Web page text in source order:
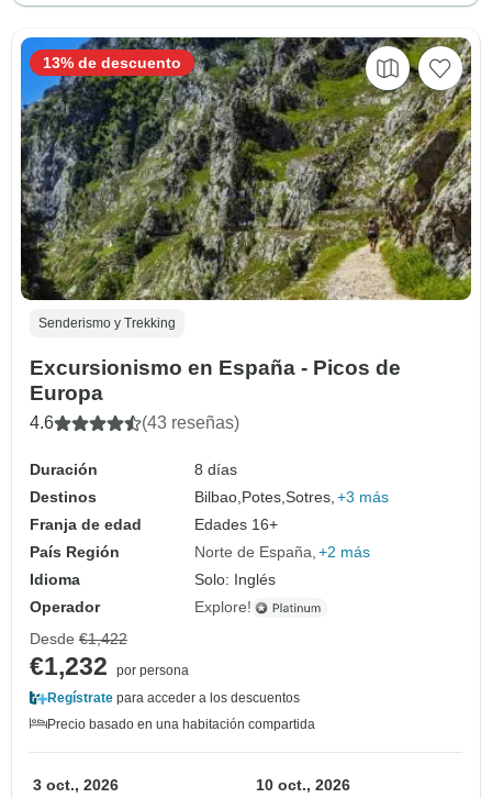
Senderismo y Trekking
Excursionismo en España - Picos de
Europa
4.6 (43 reseñas)
Duración
8 días
Destinos
Bilbao,Potes,Sotres, +3 más
Franja de edad
Edades 16+
País Región
Norte de España +2 más
Idioma
Solo: Inglés
Operador
Explore!
13% de descuento
Desde €1,422
€1,232
por persona
Regístrate para acceder a los descuentos
Precio basado en una habitación compartida
3 oct., 2026 10 oct., 2026